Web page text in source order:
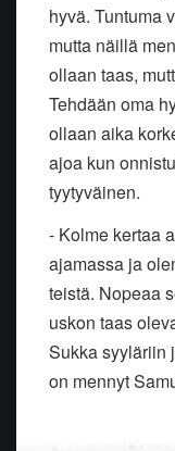
hyvä. Tuntuma
mutta näillä
ollaan taas,
Tehdään oma
ollaan aika
ajoa kun
tyytyväinen.
- Kolme kertaa
ajamassa ja
teistä. Nopeaa
uskon taas
Sukka syyläriin
on mennyt